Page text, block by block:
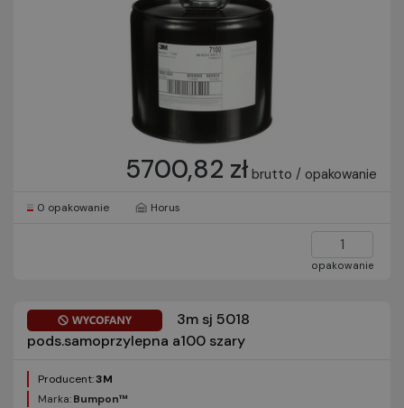
5700,82 zł brutto / opakowanie
0 opakowanie Horus
opakowanie
3m sj 5018
pods.samoprzylepna a100 szary
Producent:3M
Marka:Bumpon™